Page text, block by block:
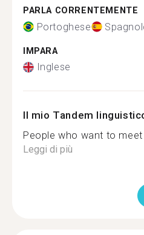
PARLA CORRENTEMENTE
Portoghese
IMPARA
Inglese
Il mio Tandem
People who want to
Leggi di più